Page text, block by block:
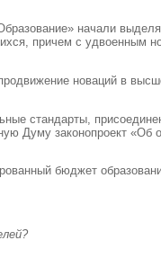
начали
причем с
новаций в
стандарты,
Думу законопроект «Об
бюджет